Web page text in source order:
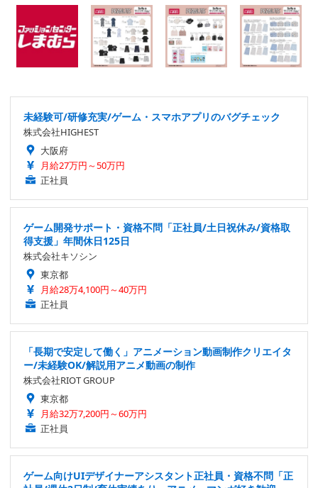
未経験可/研修充実/ゲーム・スマホアプリのバグチェック
株式会社HIGHEST
大阪府
月給27万円～50万円
正社員
ゲーム開発サポート・資格不問「正社員/土日祝休み/資格取
得支援」年間休日125日
株式会社キソシン
東京都
月給28万4,100円～40万円
正社員
「長期で安定して働く」アニメーション動画制作クリエイタ
ー/未経験OK/解説用アニメ動画の制作
株式会社RIOT GROUP
東京都
月給32万7,200円～60万円
正社員
ゲーム向けUIデザイナーアシスタント正社員・資格不問「正